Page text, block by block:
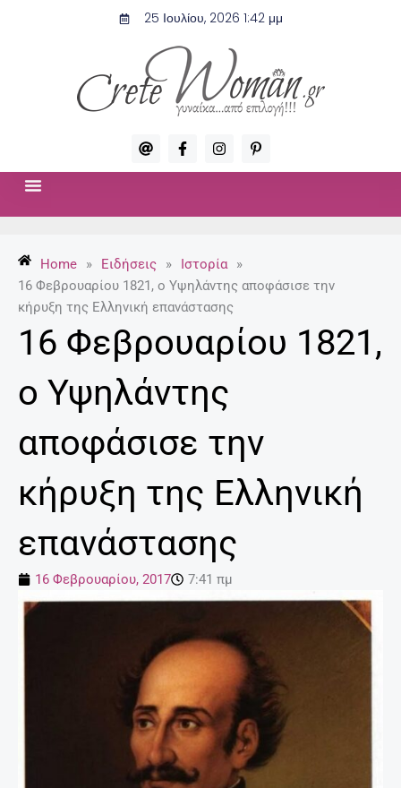
25 Ιουλίου, 2026 1:42 μμ
A
t
F
a
c
-
f
I
n
s
m
P
i
n
p
Home » Ειδήσεις » Ιστορία
»
16 Φεβρουαρίου 1821, ο Υψηλάντης αποφάσισε την
κήρυξη της Ελληνική επανάστασης
16 Φεβρουαρίου 1821,
ο Υψηλάντης
αποφάσισε την
κήρυξη της Ελληνική
επανάστασης
16 Φεβρουαρίου, 2017 7:41 πμ